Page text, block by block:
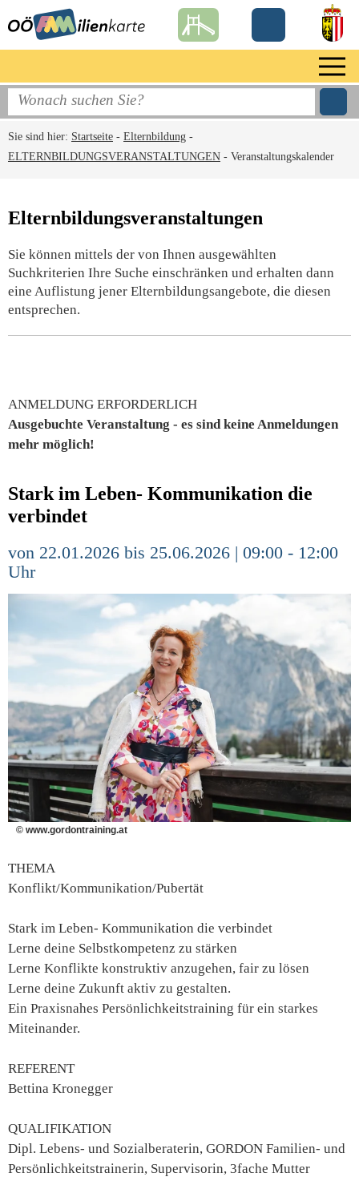
Sie sind hier: Startseite - Elternbildung -
ELTERNBILDUNGSVERANSTALTUNGEN - Veranstaltungskalender
Elternbildungsveranstaltungen
Sie können mittels der von Ihnen ausgewählten
Suchkriterien Ihre Suche einschränken und erhalten dann
eine Auflistung jener Elternbildungsangebote, die diesen
entsprechen.
ANMELDUNG ERFORDERLICH
Ausgebuchte Veranstaltung - es sind keine Anmeldungen
mehr möglich!
Stark im Leben- Kommunikation die
verbindet
von 22.01.2026 bis 25.06.2026 | 09:00 - 12:00
Uhr
© www.gordontraining.at
THEMA
Konflikt/Kommunikation/Pubertät
Stark im Leben- Kommunikation die verbindet
Lerne deine Selbstkompetenz zu stärken
Lerne Konflikte konstruktiv anzugehen, fair zu lösen
Lerne deine Zukunft aktiv zu gestalten.
Ein Praxisnahes Persönlichkeitstraining für ein starkes
Miteinander.
REFERENT
Bettina Kronegger
QUALIFIKATION
Dipl. Lebens- und Sozialberaterin, GORDON Familien- und
Persönlichkeitstrainerin, Supervisorin, 3fache Mutter